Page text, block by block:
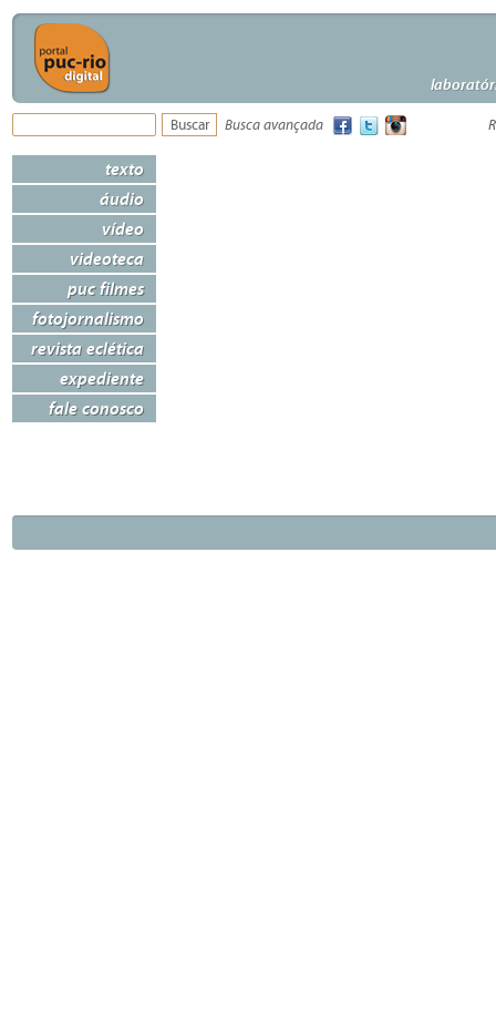
Busca avançada
texto
áudio
vídeo
videoteca
puc filmes
fotojornalismo
revista eclética
expediente
fale conosco